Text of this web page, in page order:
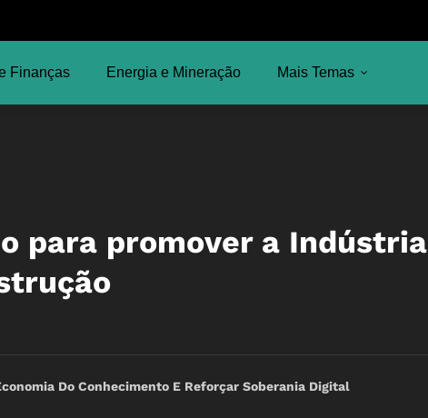
Finanças Energia e Mineração Mais Temas
para promover a Indústria
Do Conhecimento E Reforçar Soberania Digital